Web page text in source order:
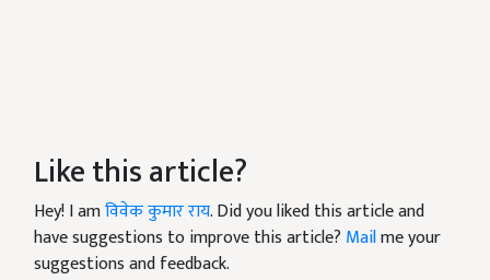
Like this article?
Hey! I amविवेक कुमार राय. Did you liked this article and
have suggestions to improve this article? Mailme your
suggestions and feedback.